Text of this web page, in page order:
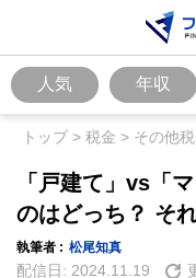
人気 年収
トップ> 税金 > その他
「戸建て」vs「
のはどっち？ そ
執筆者 : 松尾知真
配信日: 2024.11.19